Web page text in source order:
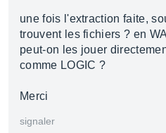
une fois l'extraction faite,
trouvent les fichiers ? en
peut-on les jouer
comme LOGIC ?
Merci
signaler